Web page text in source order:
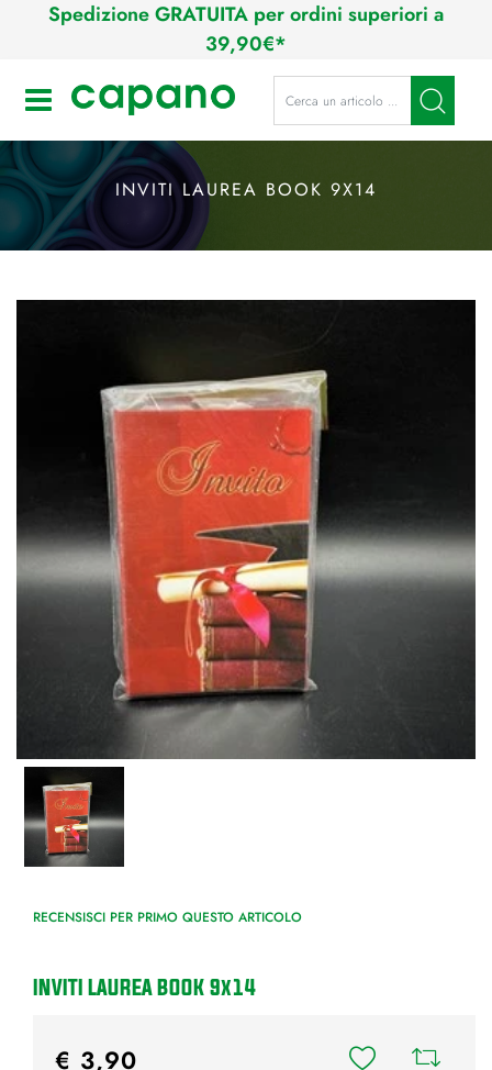
Spedizione GRATUITA per ordini superiori a
39,90€*
Open La modifica di un filtro
INVITI LAUREA BOOK 9X14
RECENSISCI PER PRIMO QUESTO ARTICOLO
INVITI LAUREA BOOK 9x14
€ 3,90